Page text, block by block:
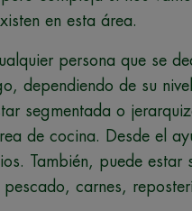
en esta área.
persona que se
dependiendo de su
segmentada o
de cocina. Desde el
También, puede estar
pescado, carnes,